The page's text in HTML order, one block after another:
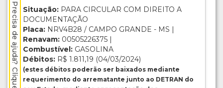
Situação: PARA CIRCULAR COM DIREITO A
DOCUMENTAÇÃO
Placa: NRV4B28 / CAMPO GRANDE - MS |
Renavam: 00505226375 |
Combustível: GASOLINA
Débitos: R$ 1.811,19 (04/03/2024)
(estes débitos poderão ser baixados mediante
requerimento do arrematante junto ao DETRAN do
Precisa de ajuda? Clique aqui.